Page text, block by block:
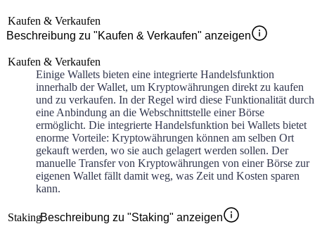
Kaufen & Verkaufen
Beschreibung zu "Kaufen & Verkaufen" anzeigen
Kaufen & Verkaufen
Einige Wallets bieten eine integrierte Handelsfunktion
innerhalb der Wallet, um Kryptowährungen direkt zu kaufen
und zu verkaufen. In der Regel wird diese Funktionalität durch
eine Anbindung an die Webschnittstelle einer Börse
ermöglicht. Die integrierte Handelsfunktion bei Wallets bietet
enorme Vorteile: Kryptowährungen können am selben Ort
gekauft werden, wo sie auch gelagert werden sollen. Der
manuelle Transfer von Kryptowährungen von einer Börse zur
eigenen Wallet fällt damit weg, was Zeit und Kosten sparen
kann.
StakingBeschreibung zu "Staking" anzeigen